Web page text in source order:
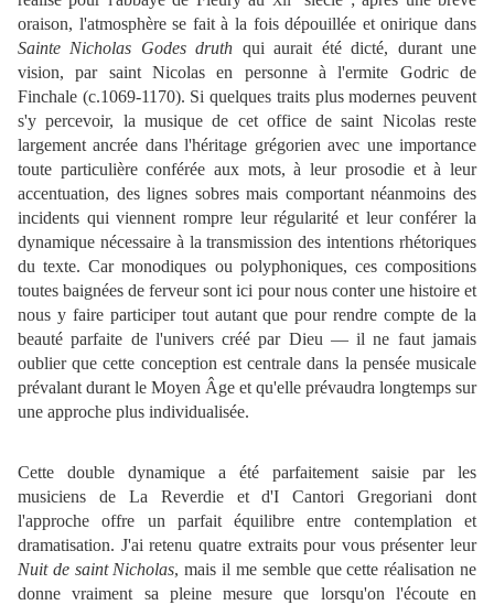
oraison, l'atmosphère se fait à la fois dépouillée et onirique dans
Sainte Nicholas Godes druth qui aurait été dicté, durant une
vision, par saint Nicolas en personne à l'ermite Godric de
Finchale (c.1069-1170). Si quelques traits plus modernes peuvent
s'y percevoir, la musique de cet office de saint Nicolas reste
largement ancrée dans l'héritage grégorien avec une importance
toute particulière conférée aux mots, à leur prosodie et à leur
accentuation, des lignes sobres mais comportant néanmoins des
incidents qui viennent rompre leur régularité et leur conférer la
dynamique nécessaire à la transmission des intentions rhétoriques
du texte. Car monodiques ou polyphoniques, ces compositions
toutes baignées de ferveur sont ici pour nous conter une histoire et
nous y faire participer tout autant que pour rendre compte de la
beauté parfaite de l'univers créé par Dieu — il ne faut jamais
oublier que cette conception est centrale dans la pensée musicale
prévalant durant le Moyen Âge et qu'elle prévaudra longtemps sur
une approche plus individualisée.
Cette double dynamique a été parfaitement saisie par les
musiciens de La Reverdie et d'I Cantori Gregoriani dont
l'approche offre un parfait équilibre entre contemplation et
dramatisation. J'ai retenu quatre extraits pour vous présenter leur
Nuit de saint Nicholas, mais il me semble que cette réalisation ne
donne vraiment sa pleine mesure que lorsqu'on l'écoute en